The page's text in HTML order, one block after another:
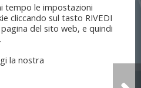
tempo le impostazioni
cliccando sul tasto RIVEDI
del sito web, e quindi
la nostra